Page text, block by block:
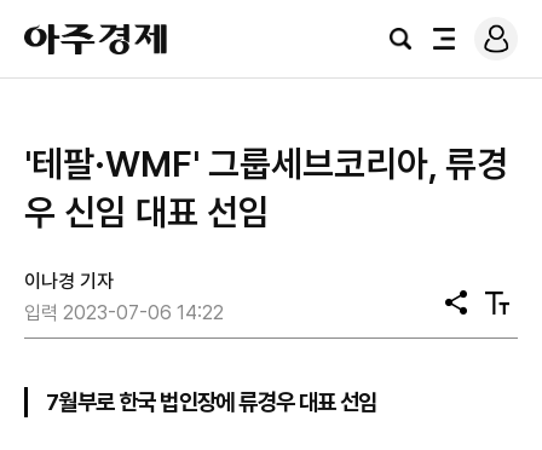
아
주
경
검
전
로
그
'테팔·WMF' 그룹세브코리아, 류경
우 신임 대표 선임
이나경 기자
입력 2023-07-06 14:22
공
유
텍
스
7월부로 한국 법인장에 류경우 대표 선임